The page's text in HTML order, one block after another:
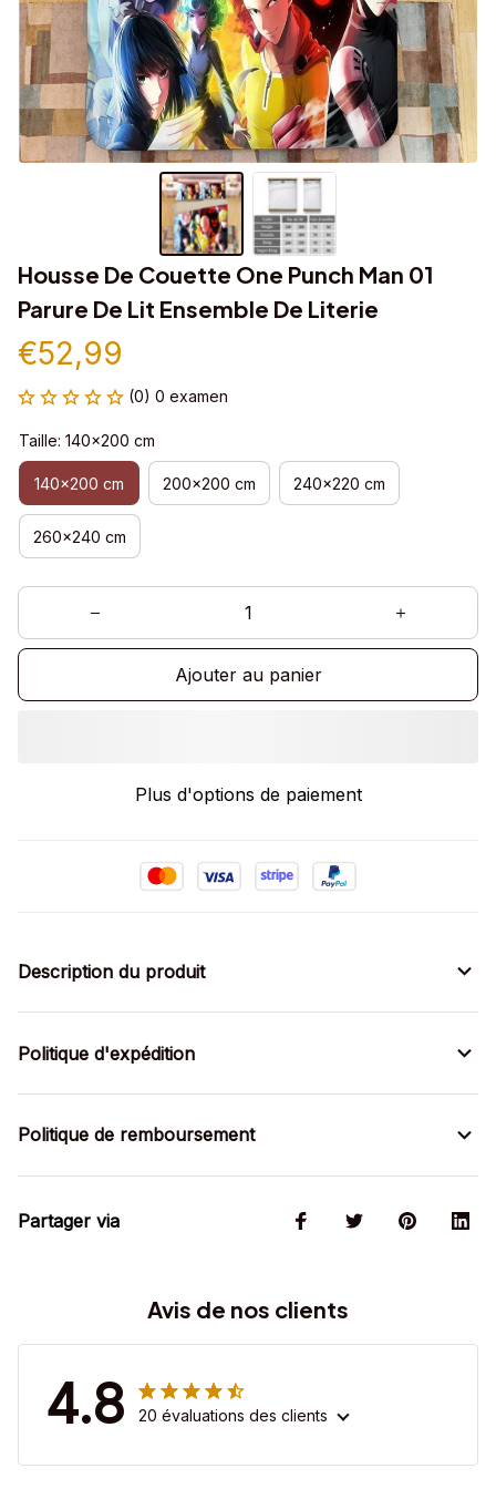
Housse De Couette One Punch Man 01
Parure De Lit Ensemble De Literie
€52,99
(0) 0 examen
Taille: 140x200 cm
140x200 cm 200x200 cm 240x220 cm
260x240 cm
Ajouter au panier
Plus d'options de paiement
Description du produit
Politique d'expédition
Politique de remboursement
Partager via
Avis de nos clients
4.8 20 évaluations des clients